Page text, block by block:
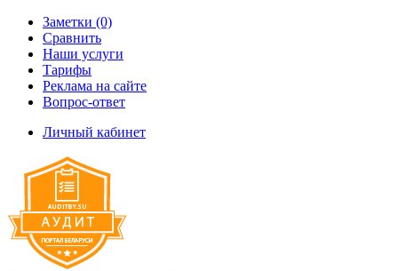
Заметки (0)
Сравнить
Наши услуги
Тарифы
Реклама на сайте
Вопрос-ответ
Личный кабинет